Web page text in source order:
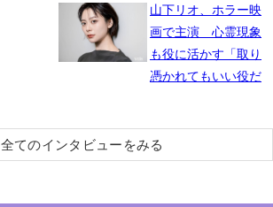
山下リオ、ホラー映
画で主演 心霊現象
も役に活かす「取り
憑かれてもいい役だ
全てのインタビューをみる